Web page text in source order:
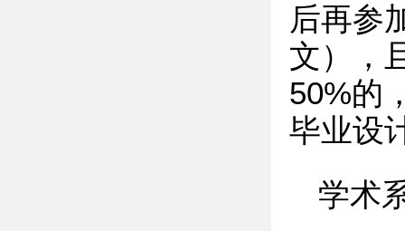
后再参
文），
50%的
毕业设
学术